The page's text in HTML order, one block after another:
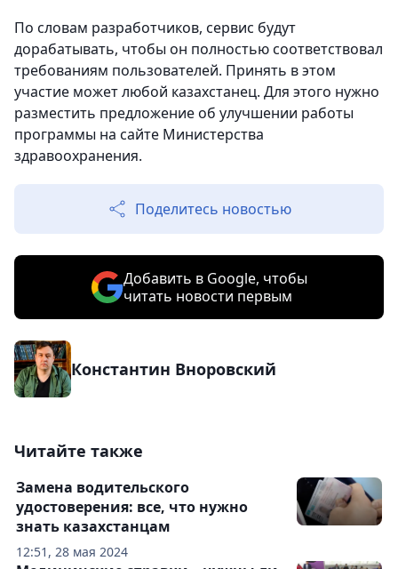
По словам разработчиков, сервис будут
дорабатывать, чтобы он полностью соответствовал
требованиям пользователей. Принять в этом
участие может любой казахстанец. Для этого нужно
разместить предложение об улучшении работы
программы на сайте Министерства
здравоохранения.
Поделитесь новостью
Добавить в Google, чтобы
читать новости первым
Константин Вноровский
Читайте также
12:51, 28 мая 2024
Замена водительского
удостоверения: все, что нужно
знать казахстанцам